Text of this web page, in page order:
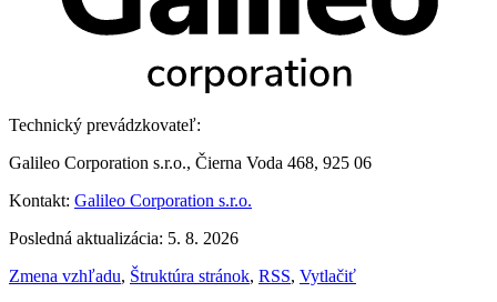
Technický prevádzkovateľ:
Galileo Corporation s.r.o., Čierna Voda 468, 925 06
Kontakt: Galileo Corporation s.r.o.
Posledná aktualizácia: 5. 8. 2026
Zmena vzhľadu, Štruktúra stránok, RSS, Vytlačiť